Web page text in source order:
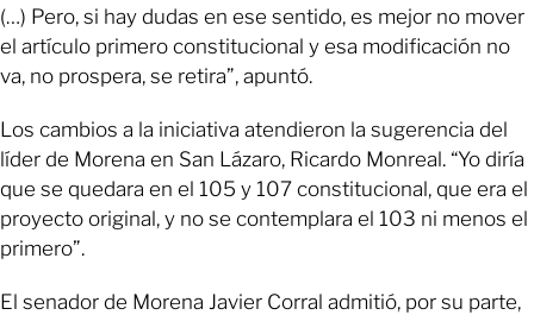
(…) Pero, si hay dudas en ese sentido, es mejor no mover
el artículo primero constitucional y esa modificación no
va, no prospera, se retira”, apuntó.
Los cambios a la iniciativa atendieron la sugerencia del
líder de Morena en San Lázaro, Ricardo Monreal. “Yo diría
que se quedara en el 105 y 107 constitucional, que era el
proyecto original, y no se contemplara el 103 ni menos el
primero”.
El senador de Morena Javier Corral admitió, por su parte,